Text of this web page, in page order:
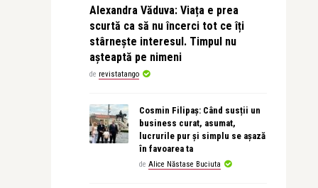
Alexandra Văduva: Viața e prea
scurtă ca să nu încerci tot ce îți
stârnește interesul. Timpul nu
așteaptă pe nimeni
de revistatango
Cosmin Filipaș: Când susții un
business curat, asumat,
lucrurile pur și simplu se așază
în favoarea ta
de Alice Năstase Buciuta